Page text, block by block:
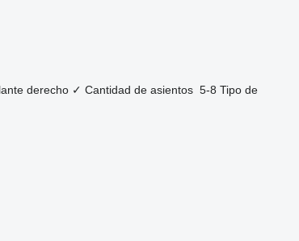
derecho ✓ Cantidad de asientos 5-8 Tipo de